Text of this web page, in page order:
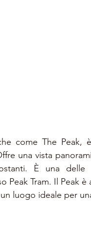
come The
una vista
È una delle
Peak Tram. Il Peak
luogo ideale per